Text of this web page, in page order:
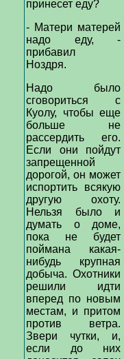
принесет еду?
- Матери матерей
надо еду, -
прибавил
Ноздря.
Надо было
сговориться с
Куолу, чтобы еще
больше не
рассердить его.
Если они пойдут
запрещенной
дорогой, он может
испортить всякую
другую охоту.
Нельзя было и
думать о доме,
пока не будет
поймана какая-
нибудь крупная
добыча. Охотники
решили идти
вперед по новым
местам, и притом
против ветра.
Звери чутки, и,
если до них